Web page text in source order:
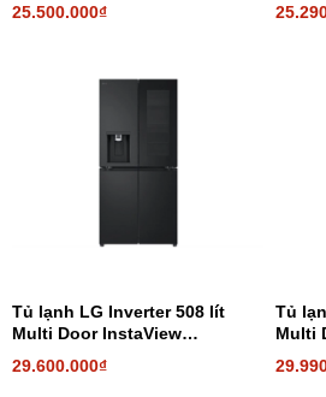
25.500.000₫
Tủ lạnh LG Inverter 508 lít
Multi Door InstaView
29.600.000₫
Tủ
Multi